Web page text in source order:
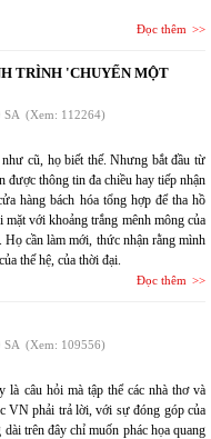
Đọc thêm
TRÌNH 'CHUYỂN MỘT
SA (Xem: 112264)
cũ, họ biết thế. Nhưng bắt đầu từ
được thông tin đa chiều hay tiếp nhận
hàng bách hóa tổng hợp để tha hồ
với khoảng trắng mênh mông của
Họ cần làm mới, thức nhận rằng mình
thế hệ, của thời đại.
Đọc thêm
SA (Xem: 109556)
là câu hỏi mà tập thể các nhà thơ và
VN phải trả lời, với sự đóng góp của
trên đây chỉ muốn phác họa quang